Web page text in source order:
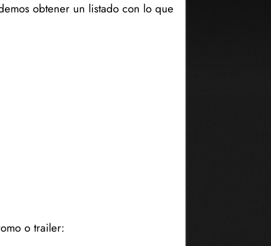
obtener un listado con lo que
o trailer: